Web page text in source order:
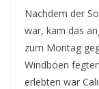
Nachdem der
war, kam das
zum Montag
Windböen
erlebten war